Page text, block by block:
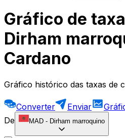
Gráfico de
Dirham
Cardano
Gráfico histórico das taxas de
Converter Enviar
De
MAD - Dirham marroquino